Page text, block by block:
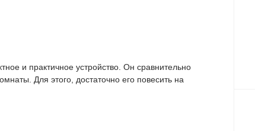
и практичное устройство. Он сравнительно
Для этого, достаточно его повесить на